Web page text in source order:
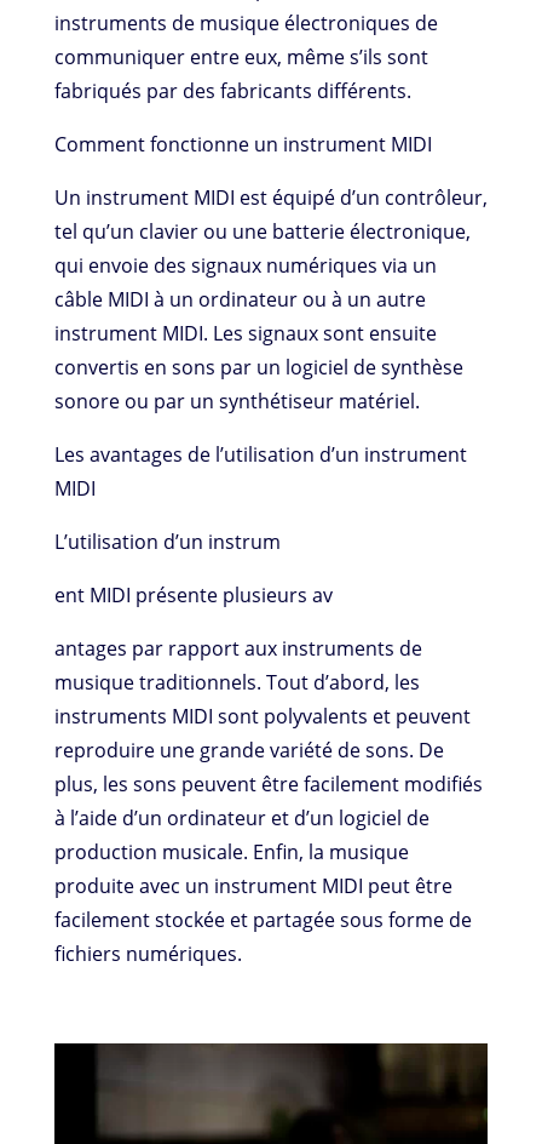
instruments de musique électroniques de
communiquer entre eux, même s’ils sont
fabriqués par des fabricants différents.
Comment fonctionne un instrument MIDI
Un instrument MIDI est équipé d’un contrôleur,
tel qu’un clavier ou une batterie électronique,
qui envoie des signaux numériques via un
câble MIDI à un ordinateur ou à un autre
instrument MIDI. Les signaux sont ensuite
convertis en sons par un logiciel de synthèse
sonore ou par un synthétiseur matériel.
Les avantages de l’utilisation d’un instrument
MIDI
L’utilisation d’un instrum
ent MIDI présente plusieurs av
antages par rapport aux instruments de
musique traditionnels. Tout d’abord, les
instruments MIDI sont polyvalents et peuvent
reproduire une grande variété de sons. De
plus, les sons peuvent être facilement modifiés
à l’aide d’un ordinateur et d’un logiciel de
production musicale. Enfin, la musique
produite avec un instrument MIDI peut être
facilement stockée et partagée sous forme de
fichiers numériques.